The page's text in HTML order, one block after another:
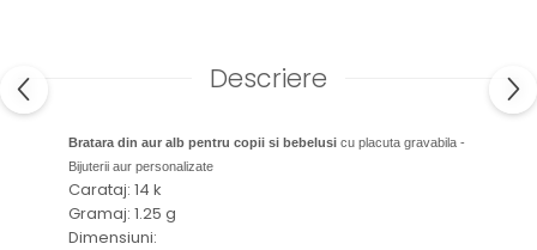
Descriere
Bratara din aur alb pentru copii si bebelusicu placuta gravabila -
Bijuterii aur personalizate
Carataj: 14 k
Gramaj: 1.25 g
Dimensiuni: